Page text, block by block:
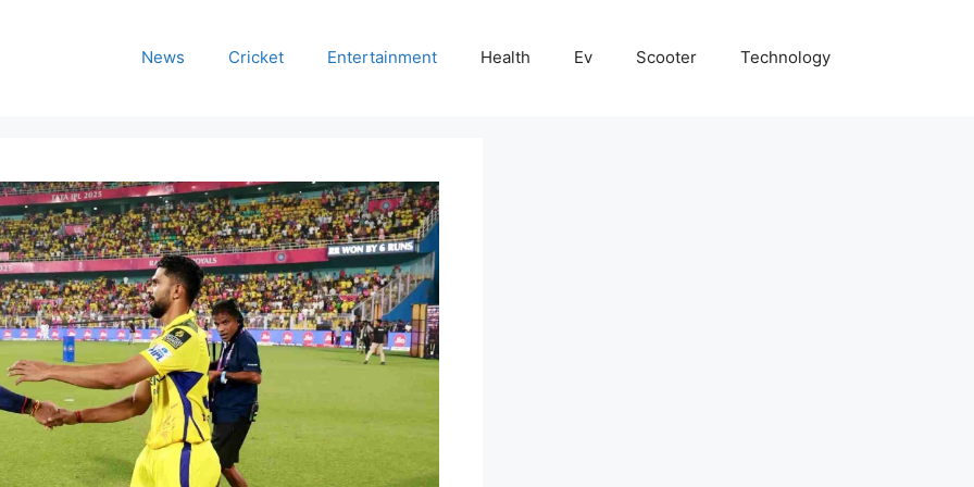
News Cricket Entertainment Health Ev Scooter Technology